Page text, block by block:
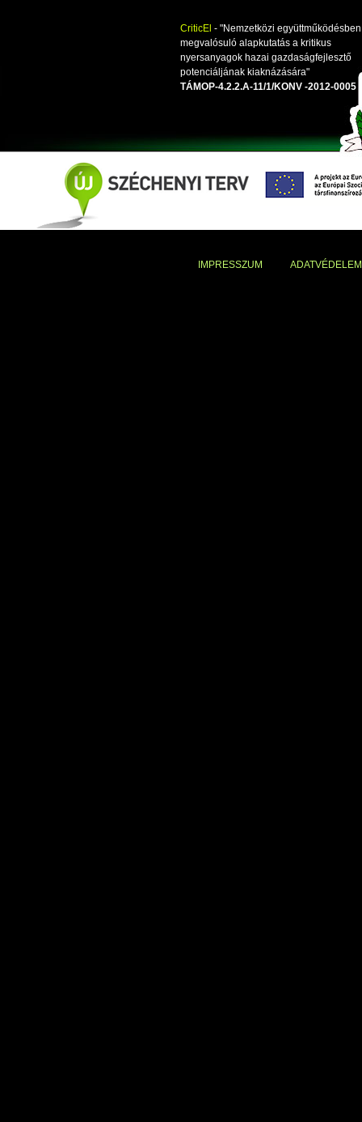
CriticEl - "Nemzetközi együttműködésben
megvalósuló alapkutatás a kritikus
nyersanyagok hazai gazdaságfejlesztő
potenciáljának kiaknázására"
TÁMOP-4.2.2.A-11/1/KONV -2012-0005
IMPRESSZUM ADATVÉDELEM